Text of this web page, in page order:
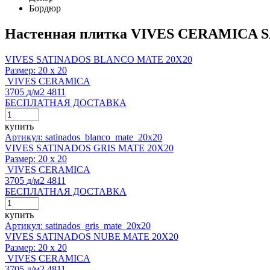
Бордюр
Настенная плитка VIVES CERAMICA
VIVES SATINADOS BLANCO MATE 20X20
Размер: 20 x 20
VIVES CERAMICA
3705 д/м2 4811
БЕСПЛАТНАЯ ДОСТАВКА
купить
Артикул: satinados_blanco_mate_20x20
VIVES SATINADOS GRIS MATE 20X20
Размер: 20 x 20
VIVES CERAMICA
3705 д/м2 4811
БЕСПЛАТНАЯ ДОСТАВКА
купить
Артикул: satinados_gris_mate_20x20
VIVES SATINADOS NUBE MATE 20X20
Размер: 20 x 20
VIVES CERAMICA